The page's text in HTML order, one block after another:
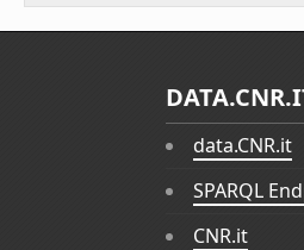
data.CNR.it
SPARQL
CNR.it